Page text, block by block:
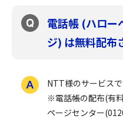
電話帳 (ハロー
ジ) は無料配布
NTT様のサービス
※電話帳の配布(有
ページセンター